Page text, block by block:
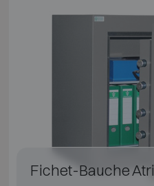
Fichet-Bauche